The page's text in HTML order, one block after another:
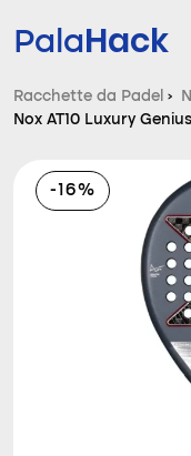
PalaHack
Racchette da Padel ›
Nox AT10 Luxury
-16%